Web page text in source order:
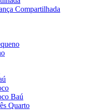
Compartilhada
Baú
Quarto